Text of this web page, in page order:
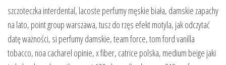
szczoteczka interdental, lacoste perfumy męskie biała, damskie zapachy
na lato, point group warszawa, tusz do rzęs efekt motyla, jak odczytać
datę ważności, si perfumy damskie, team force, tom ford vanilla
tobacco, noa cacharel opinie, x fiber, catrice polska, medium beige jaki